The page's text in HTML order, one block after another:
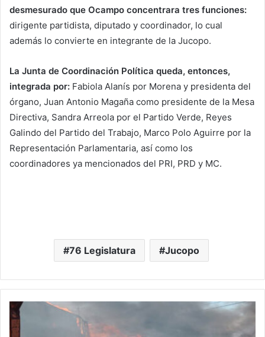
desmesurado que Ocampo concentrara tres funciones:
dirigente partidista, diputado y coordinador, lo cual
además lo convierte en integrante de la Jucopo.
La Junta de Coordinación Política queda, entonces,
integrada por: Fabiola Alanís por Morena y presidenta del
órgano, Juan Antonio Magaña como presidente de la Mesa
Directiva, Sandra Arreola por el Partido Verde, Reyes
Galindo del Partido del Trabajo, Marco Polo Aguirre por la
Representación Parlamentaria, así como los
coordinadores ya mencionados del PRI, PRD y MC.
76 Legislatura Jucopo
#Tarímbaro
PC
Michoacán